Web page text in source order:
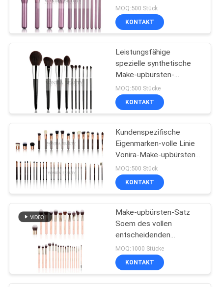
Natürliche Haar-
Make-upbürsten
synthetische Make-
upbürsten
89
Berufsmake-
upbürsten-Satz
Ausrüstung
kundengebundenes Logo
Mult Founctional
MOQ:500 Stück
KONTAKT
Leistungsfähige
spezielle synthetische
Make-upbürsten-
Sammlung, Kosmetik
bürstet weichstes Haar
MOQ:500 Stücke
KONTAKT
Kundenspezifische
Eigenmarken-volle Linie
Vonira-Make-upbürsten-
Sammlung mit rosige
Goldzwingen-
fabelhaftem Brown-
MOQ:500 Stück
KONTAKT
Make-upbürsten-Satz
Soem des vollen
entscheidenden
strengen Vegetariers
synthetisches für
Fachleute
MOQ:1000 Stücke
KONTAKT